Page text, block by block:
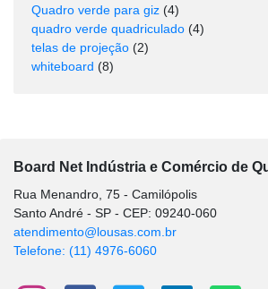
Quadro verde para giz (4)
quadro verde quadriculado (4)
telas de projeção (2)
whiteboard (8)
Board Net Indústria e Comércio de
Rua Menandro, 75 - Camilópolis
Santo André - SP - CEP: 09240-060
atendimento@lousas.com.br
Telefone: (11) 4976-6060